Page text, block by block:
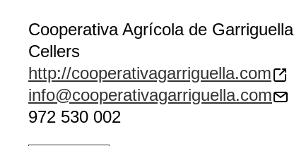
Cooperativa Agrícola de Garriguella
Cellers
http://cooperativagarriguella.com
info@cooperativagarriguella.com
972 530 002